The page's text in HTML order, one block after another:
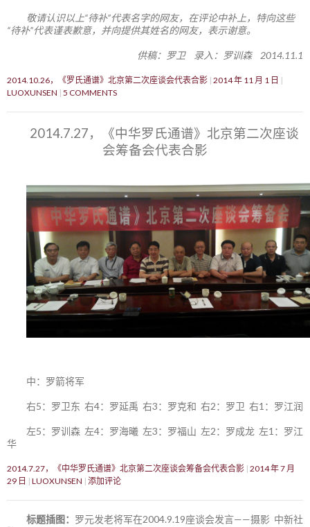
敬请认识以上“待补”代表名字的网友，在评论中补上，特向这些
“待补”代表谨表歉意，并向提供其姓名的网友，表示谢意。
供稿：罗卫 录入：罗训森 2014.11.1
2014.10.26，《罗氏通谱》北京第二次座谈会代表合影 2014 年 11 月 1 日
LUOXUNSEN 5 COMMENTS
2014.7.27，《中华罗氏通谱》北京第二次座谈
会筹备会代表合影
中：罗箭将军
右5：罗卫东 右4：罗延禹 右3：罗克和 右2：罗卫 右1：罗江润
左5：罗训森 左4：罗海曦 左3：罗福山 左2：罗成龙 左1：罗江
华
2014.7.27，《中华罗氏通谱》北京第二次座谈会筹备会代表合影 2014 年 7 月
29 日
LUOXUNSEN 添加评论
标题插图： 罗元发老将军在2004.9.19座谈会发言——摄影 中新社